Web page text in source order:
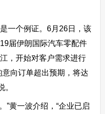
一个例证。6月26日，该
届伊朗国际汽车零配件
，开始对客户需求进行
向订单超出预期，将达
。
”黄一波介绍，“企业已启